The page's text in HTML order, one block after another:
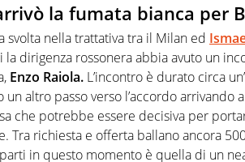
la fumata bianca per
svolta nella trattativa tra il Milan ed
la dirigenza rossonera abbia avuto un
Enzo Raiola. L’incontro è durato circa
un altro passo verso l’accordo
che potrebbe essere decisiva per
Tra richiesta e offerta ballano ancora
in questo momento è quella di un